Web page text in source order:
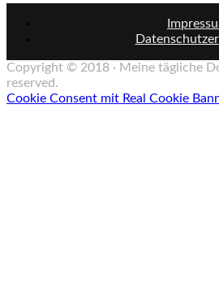
Copyright © 2018 · Meine tägliche
reserved.
Cookie Consent mit Real Cookie